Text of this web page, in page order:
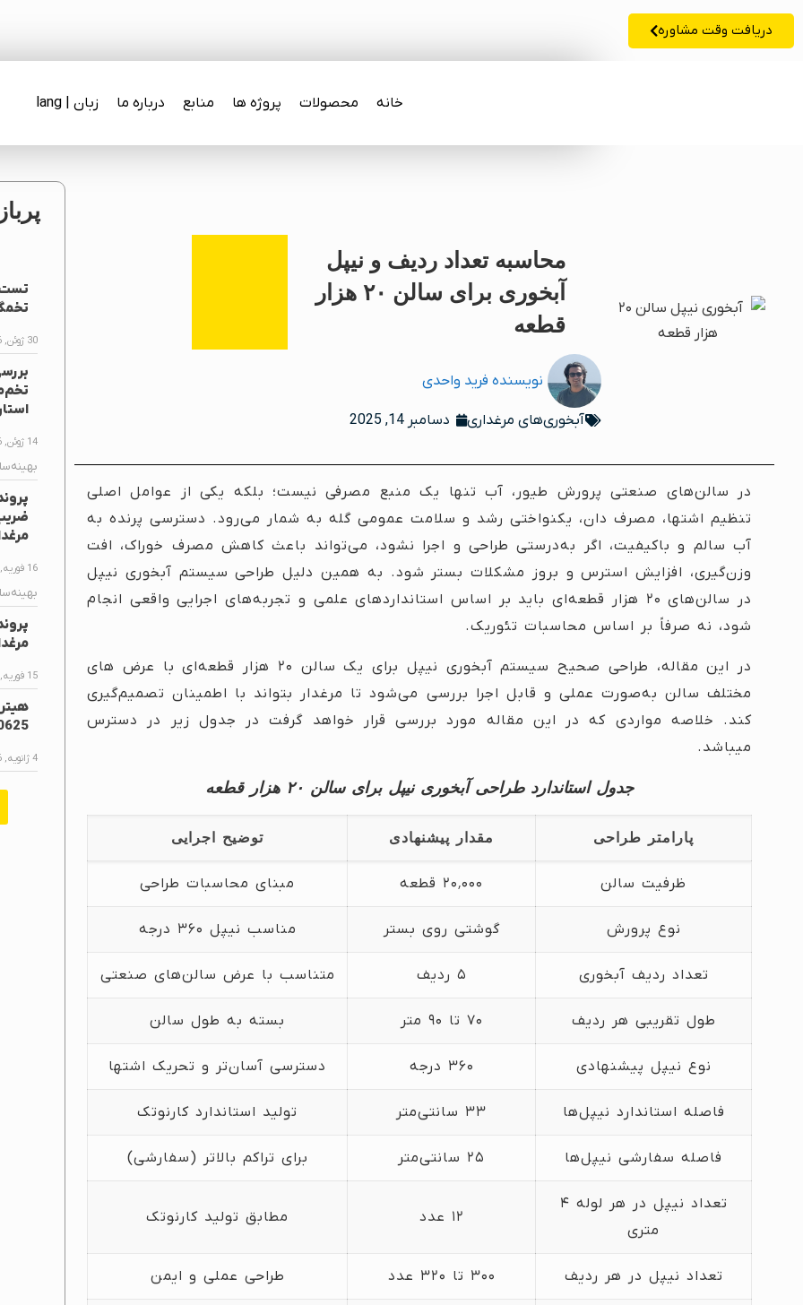
دریافت وقت مشاوره
خانه محصولات پروژه ها منابع درباره ما زبان | lang
محاسبه تعداد ردیف و نیپل
آبخوری برای سالن ۲۰ هزار
قطعه
نویسنده فرید واحدی
آبخوری‌های مرغداری دسامبر 14, 2025
در سالن‌های صنعتی پرورش طیور، آب تنها یک منبع مصرفی نیست؛ بلکه یکی از عوامل اصلی
تنظیم اشتها، مصرف دان، یکنواختی رشد و سلامت عمومی گله به شمار می‌رود. دسترسی پرنده به
آب سالم و باکیفیت، اگر به‌درستی طراحی و اجرا نشود، می‌تواند باعث کاهش مصرف خوراک، افت
وزن‌گیری، افزایش استرس و بروز مشکلات بستر شود. به همین دلیل طراحی سیستم آبخوری نیپل
در سالن‌های ۲۰ هزار قطعه‌ای باید بر اساس استانداردهای علمی و تجربه‌های اجرایی واقعی انجام
شود، نه صرفاً بر اساس محاسبات تئوریک.
در این مقاله، طراحی صحیح سیستم آبخوری نیپل برای یک سالن ۲۰ هزار قطعه‌ای با عرض های
مختلف سالن به‌صورت عملی و قابل اجرا بررسی می‌شود تا مرغدار بتواند با اطمینان تصمیم‌گیری
کند. خلاصه مواردی که در این مقاله مورد بررسی قرار خواهد گرفت در جدول زیر در دسترس
میباشد.
جدول استاندارد طراحی آبخوری نیپل برای سالن ۲۰ هزار قطعه
پارامتر طراحی مقدار پیشنهادی توضیح اجرایی
ظرفیت سالن ۲۰٬۰۰۰ قطعه مبنای محاسبات طراحی
نوع پرورش گوشتی روی بستر مناسب نیپل ۳۶۰ درجه
تعداد ردیف آبخوری ۵ ردیف متناسب با عرض سالن‌های صنعتی
طول تقریبی هر ردیف ۷۰ تا ۹۰ متر بسته به طول سالن
نوع نیپل پیشنهادی ۳۶۰ درجه دسترسی آسان‌تر و تحریک اشتها
فاصله استاندارد نیپل‌ها ۳۳ سانتی‌متر تولید استاندارد کارنوتک
فاصله سفارشی نیپل‌ها ۲۵ سانتی‌متر برای تراکم بالاتر (سفارشی)
تعداد نیپل در هر لوله ۴
متری
۱۲ عدد مطابق تولید کارنوتک
تعداد نیپل در هر ردیف ۳۰۰ تا ۳۲۰ عدد طراحی عملی و ایمن
تست
30 ژوئن, 2026
14 ژوئن, 2026
16 فوریه, 2026
15 فوریه, 2026
4 ژانویه, 2026